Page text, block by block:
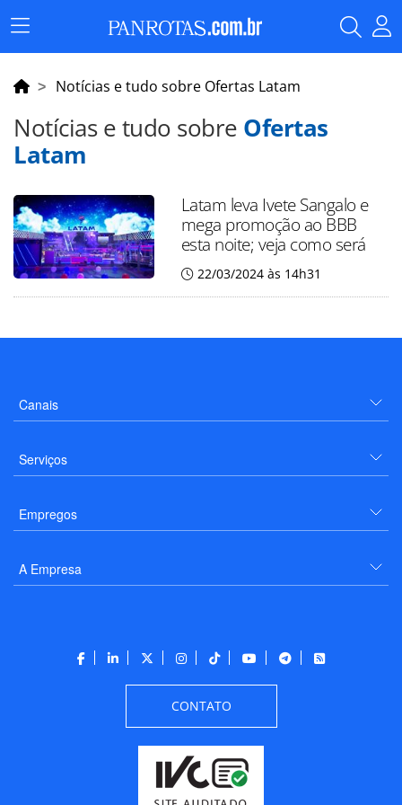
Menu
Principal
Notícias e tudo sobre Ofertas Latam
Notícias e tudo sobre Ofertas
Latam
Latam leva Ivete Sangalo e
mega promoção ao BBB
esta noite; veja como será
22/03/2024 às 14h31
Canais
Serviços
Empregos
A Empresa
CONTATO